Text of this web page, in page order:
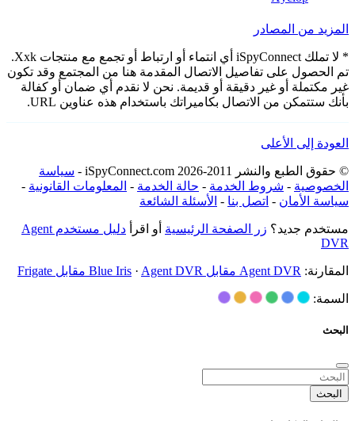
المزيد من المصادر
* لا تملك iSpyConnect أي انتماء أو ارتباط أو تجمع مع منتجات Xxk.
تم الحصول على تفاصيل الاتصال المقدمة هنا من المجتمع وقد تكون
غير مكتملة أو غير دقيقة أو قديمة. نحن لا نقدم أي ضمان أو كفالة
بأنك ستتمكن من الاتصال بكاميراتك باستخدام هذه عناوين URL.
العودة إلى الأعلى
© حقوق الطبع والنشر 2011-2026 iSpyConnect.com -
سياسة
الخصوصية - شروط الخدمة - حالة الخدمة - المعلومات القانونية -
سياسة الأمان - اتصل بنا - الأسئلة الشائعة
مستخدم جديد؟ زر الصفحة الرئيسية أو اقرأ
دليل مستخدم Agent
DVR
المقارنة: Agent DVR مقابل Blue Iris · Agent DVR مقابل Frigate
السمة:
البحث
البحث